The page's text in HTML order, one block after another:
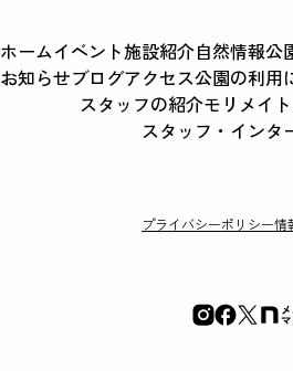
ホームイベント施設紹介自然情報公
お知らせブログアクセス公園の利用
スタッフの紹介モリメイト
スタッフ・インタ
プライバシーポリシー情